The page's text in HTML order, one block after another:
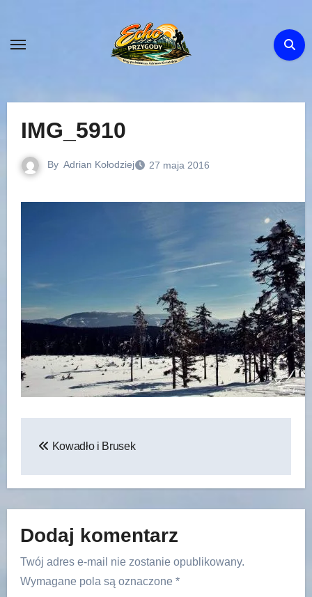
content
IMG_5910
By Adrian Kołodziej 27 maja 2016
Kowadło i Brusek
Dodaj komentarz
Twój adres e-mail nie zostanie opublikowany.
Wymagane pola są oznaczone *